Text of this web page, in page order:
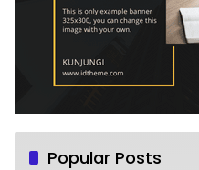
Popular Posts